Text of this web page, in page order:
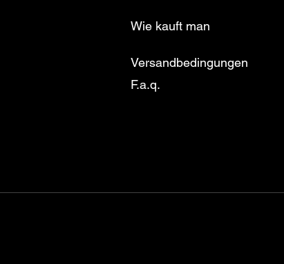
Wie kauft man
Versandbedingungen
F.a.q.